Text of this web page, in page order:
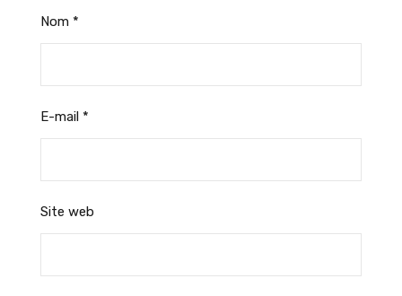
Nom *
E-mail *
Site web